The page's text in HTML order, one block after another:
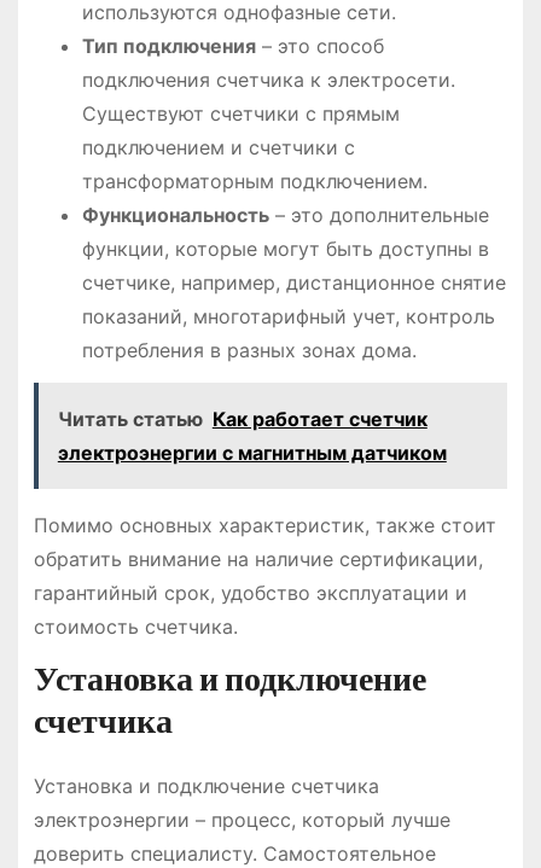
используются однофазные сети.
Тип подключения– это способ
подключения счетчика к электросети.
Существуют счетчики с прямым
подключением и счетчики с
трансформаторным подключением.
Функциональность– это дополнительные
функции, которые могут быть доступны в
счетчике, например, дистанционное снятие
показаний, многотарифный учет, контроль
потребления в разных зонах дома.
Читать статью Как работает счетчик
электроэнергии с магнитным датчиком
Помимо основных характеристик, также стоит
обратить внимание на наличие сертификации,
гарантийный срок, удобство эксплуатации и
стоимость счетчика.
Установка и подключение
счетчика
Установка и подключение счетчика
электроэнергии – процесс, который лучше
доверить специалисту. Самостоятельное